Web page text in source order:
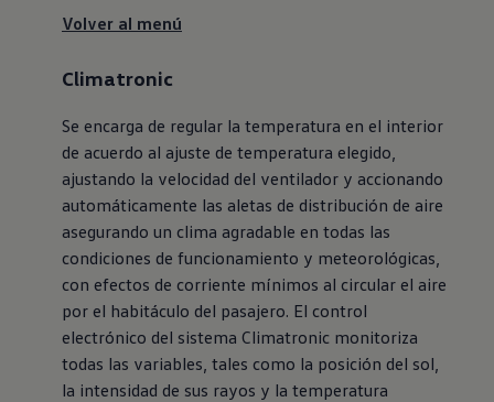
Volver al menú
Climatronic
Se encarga de regular la temperatura en el interior
de acuerdo al ajuste de temperatura elegido,
ajustando la velocidad del ventilador y accionando
automáticamente las aletas de distribución de aire
asegurando un clima agradable en todas las
condiciones de funcionamiento y meteorológicas,
con efectos de corriente mínimos al circular el aire
por el habitáculo del pasajero. El control
electrónico del sistema Climatronic monitoriza
todas las variables, tales como la posición del sol,
la intensidad de sus rayos y la temperatura